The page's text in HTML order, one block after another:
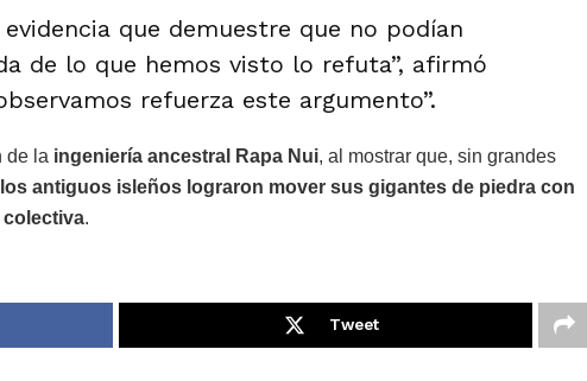
que demuestre que no podían
de lo que hemos visto lo refuta”, afirmó
refuerza este argumento”.
de la ingeniería ancestral Rapa Nui, al mostrar que, sin grandes
los antiguos isleños lograron mover sus gigantes de piedra con
.
Tweet